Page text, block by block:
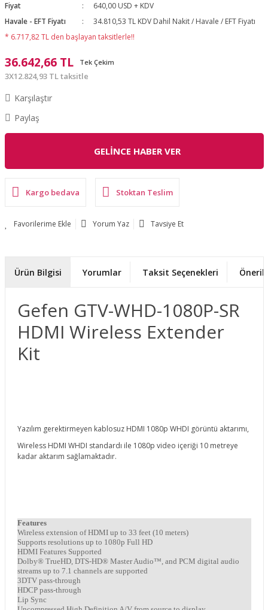
Fiyat
640,00 USD + KDV
Havale - EFT Fiyatı
34.810,53 TL KDV Dahil Nakit / Havale / EFT Fiyatı
* 6.717,82 TL den başlayan taksitlerle!!
36.642,66 TL Tek Çekim
3X12.824,93 TL taksitle
Karşılaştır
Paylaş
GELİNCE HABER VER
Kargo bedava Stoktan Teslim
Yorum Yaz Tavsiye Et
Ürün Bilgisi Yorumlar Taksit Seçenekleri
Gefen GTV-WHD-1080P-SR
HDMI Wireless Extender
Kit
Yazılım gerektirmeyen kablosuz HDMI 1080p WHDI görüntü aktarımı,
Wireless HDMI WHDI standardı ile 1080p video içeriği 10 metreye
kadar aktarım sağlamaktadır.
Features
Wireless extension of HDMI up to 33 feet (10 meters)
Supports resolutions up to 1080p Full HD
HDMI Features Supported
Dolby® TrueHD, DTS-HD® Master Audio™, and PCM digital audio
streams up to 7.1 channels are supported
3DTV pass-through
HDCP pass-through
Lip Sync